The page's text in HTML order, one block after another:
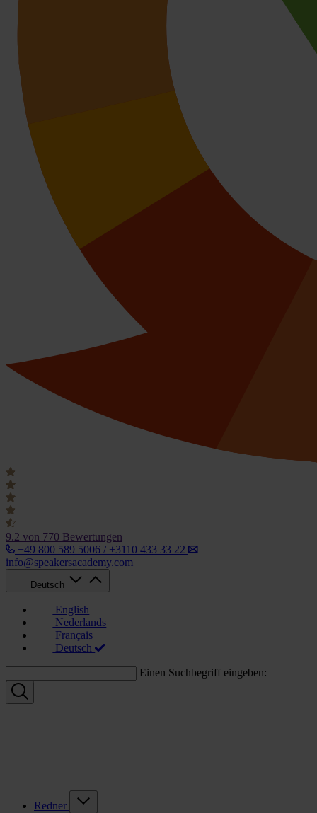
9.2 von 770 Bewertungen
+49 800 589 5006 / +3110 433 33 22
info@speakersacademy.com
Deutsch
English
Nederlands
Français
Deutsch
Einen Suchbegriff eingeben:
Redner